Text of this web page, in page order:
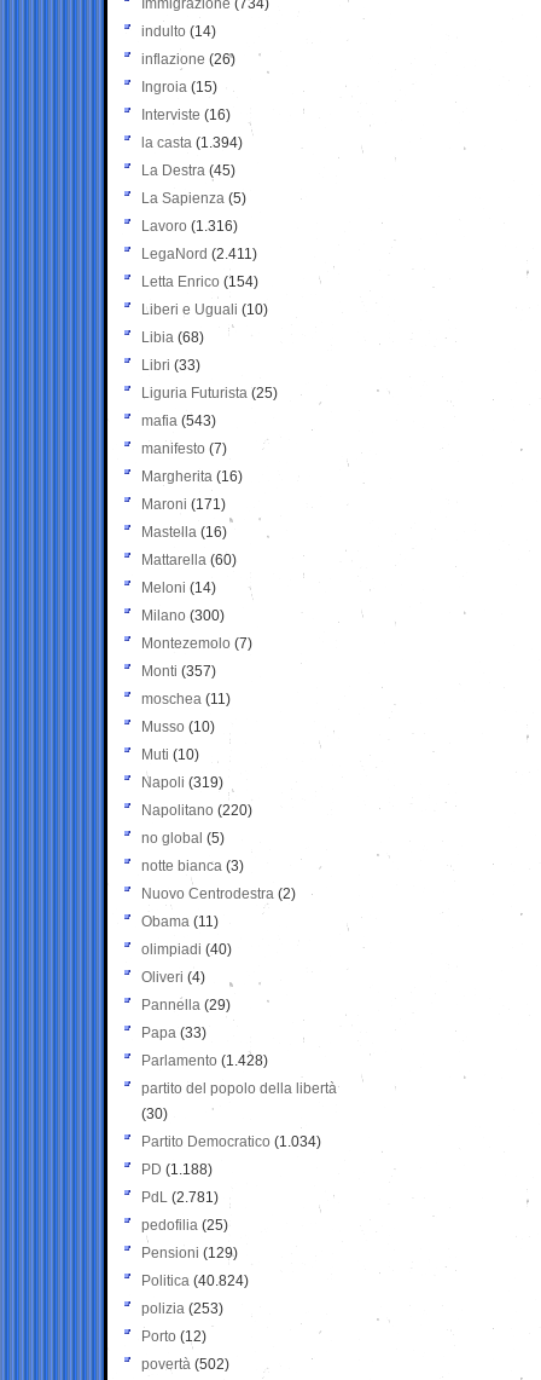
Immigrazione (734)
indulto (14)
inflazione (26)
Ingroia (15)
Interviste (16)
la casta (1.394)
La Destra (45)
La Sapienza (5)
Lavoro (1.316)
LegaNord (2.411)
Letta Enrico (154)
Liberi e Uguali (10)
Libia (68)
Libri (33)
Liguria Futurista (25)
mafia (543)
manifesto (7)
Margherita (16)
Maroni (171)
Mastella (16)
Mattarella (60)
Meloni (14)
Milano (300)
Montezemolo (7)
Monti (357)
moschea (11)
Musso (10)
Muti (10)
Napoli (319)
Napolitano (220)
no global (5)
notte bianca (3)
Nuovo Centrodestra (2)
Obama (11)
olimpiadi (40)
Oliveri (4)
Pannella (29)
Papa (33)
Parlamento (1.428)
partito del popolo della libertà
(30)
Partito Democratico (1.034)
PD (1.188)
PdL (2.781)
pedofilia (25)
Pensioni (129)
Politica (40.824)
polizia (253)
Porto (12)
povertà (502)